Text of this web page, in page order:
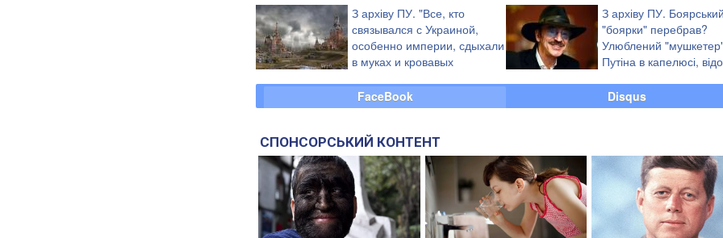
З архіву ПУ. "Все, кто
связывался с Украиной,
особенно империи, сдыхали
в муках и кровавых
З архіву ПУ.
"боярки" перебрав?
Улюблений
Путіна в капелюсі,
заволав "Слава Україні!"
FaceBook Disqus
СПОНСОРСЬКИЙ КОНТЕНТ